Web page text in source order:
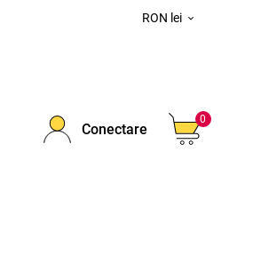
RON lei 
Conectare
0